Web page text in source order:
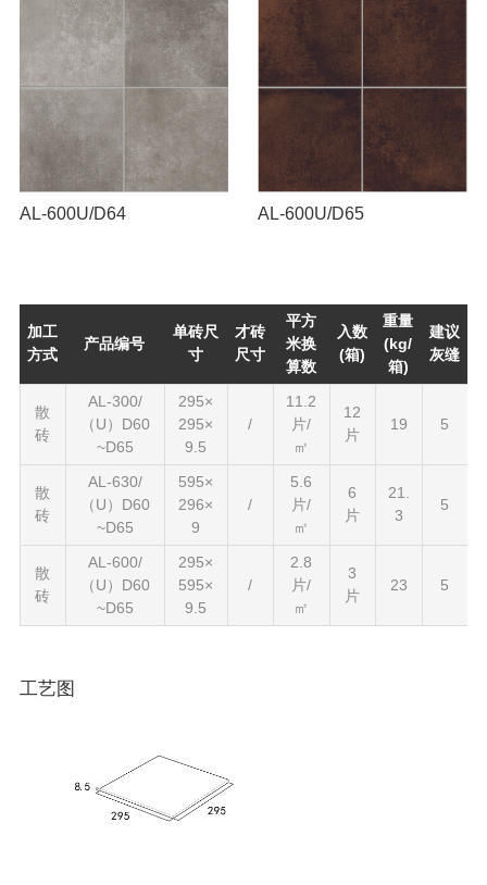
AL-600U/D64 AL-600U/D65
加工
方式
产品编号
单砖尺
寸
才砖
尺寸
平方
米换
算数
入数
(箱)
重量
(kg/
箱)
建议
灰缝
散
砖
AL-300/
（U）D60
~D65
295×
295×
9.5
/
11.2
片/
㎡
12
片
19 5
散
砖
AL-630/
（U）D60
~D65
595×
296×
9
/
5.6
片/
㎡
6
片
21.
3
5
散
砖
AL-600/
（U）D60
~D65
295×
595×
9.5
/
2.8
片/
㎡
3
片
23 5
工艺图